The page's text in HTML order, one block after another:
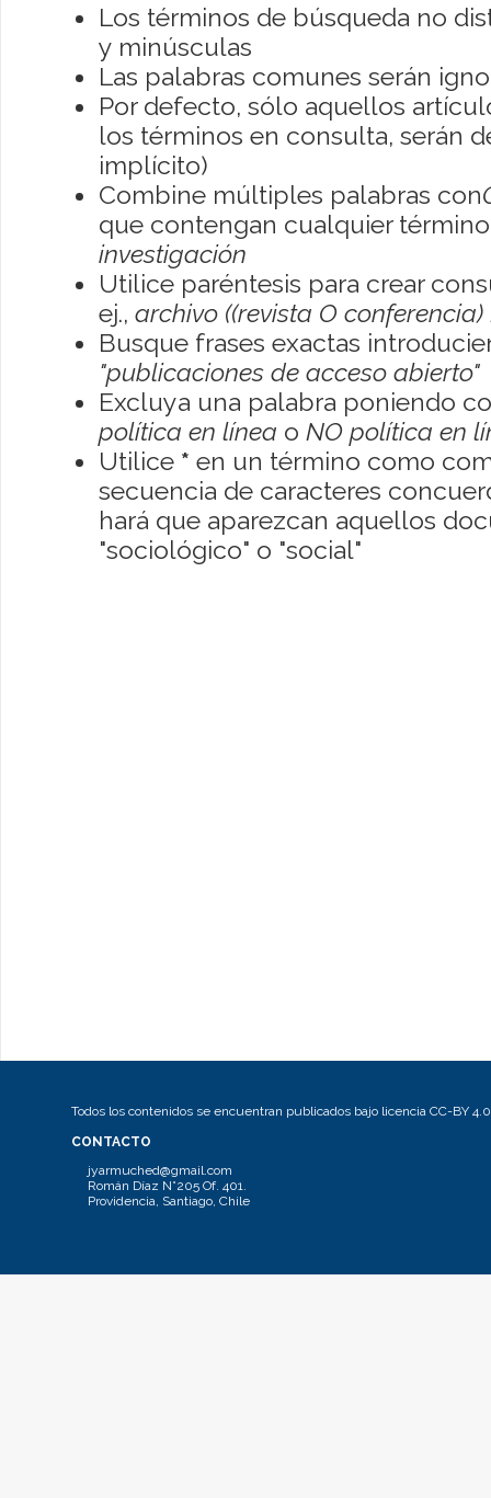
Los términos de búsqueda no
y minúsculas
Las palabras comunes serán
Por defecto, sólo aquellos
los términos en consulta, serán
implícito)
Combine múltiples palabras con
que contengan cualquier
investigación
Utilice paréntesis para crear
ej., archivo ((revista O conferencia)
Busque frases exactas
"publicaciones de acceso abierto"
Excluya una palabra poniendo
política en línea o NO política en
Utilice * en un término como
secuencia de caracteres
hará que aparezcan aquellos
"sociológico" o "social"
Todos los contenidos se encuentran publicados bajo licencia CC-BY 4.0
CONTACTO
jyarmuched@gmail.com
Román Díaz N°205 Of. 401.
Providencia, Santiago, Chile